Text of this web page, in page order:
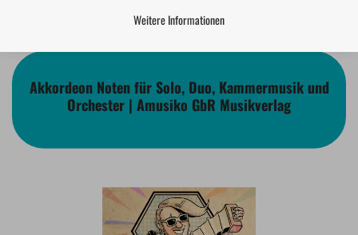
Weitere Informationen
Akkordeon Noten für Solo, Duo, Kammermusik und
Orchester | Amusiko GbR Musikverlag